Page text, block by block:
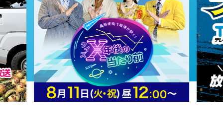
2026年04月17日 放送
第11話
2026年04月16日 放送
第10話